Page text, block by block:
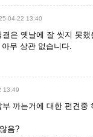
04-22 13:40
결은 옛날에 잘 씻지 못
무 상관 없습니다.
13:49
부 까는거에 대한 편견중
음?